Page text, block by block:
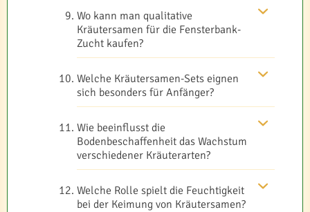
Wo kann man qualitative
Kräutersamen für die Fensterbank-
Zucht kaufen?
Welche Kräutersamen-Sets eignen
sich besonders für Anfänger?
Wie beeinflusst die
Bodenbeschaffenheit das Wachstum
verschiedener Kräuterarten?
Welche Rolle spielt die Feuchtigkeit
bei der Keimung von Kräutersamen?